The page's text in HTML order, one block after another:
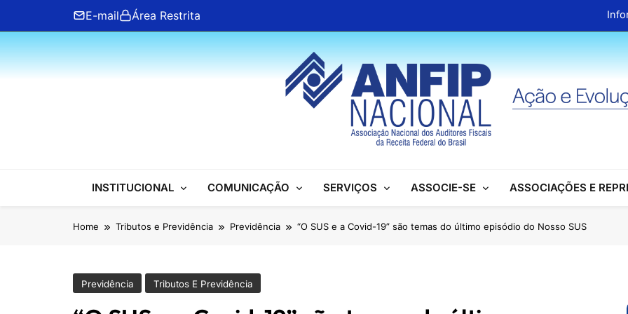
content
E-mail Área Restrita
ANFIP Nacional recebe visita da superintendente
Preparativos para o XIX Encontro
Almoço em homenagem ao Dia
Preparativos para o XIX Encontro
Almoço em homenagem ao Dia
ANFIP Nacional
INSTITUCIONAL COMUNICAÇÃO SERVIÇOS ASSOCIE-SE ASSOCIAÇÕES E
Home Tributos e Previdência Previdência “O SUS e a Covid-19” são temas do último episódio do Nosso SUS
Previdência Tributos E Previdência